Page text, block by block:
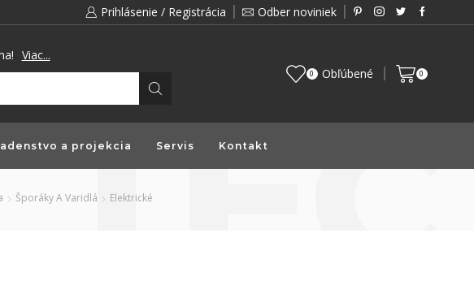
Prihlásenie / Registrácia Odber noviniek
Viac...
0 Obľúbené 0
a projekcia Servis Kontakt
Šporáky A Varidlá Elektrické